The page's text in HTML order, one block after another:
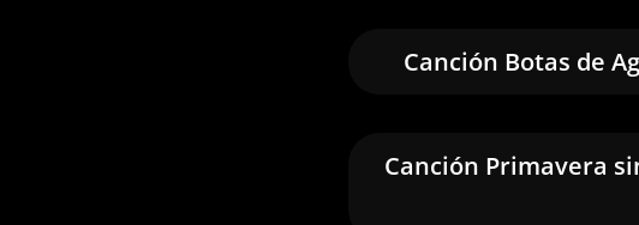
Canción Botas de
Canción Primavera